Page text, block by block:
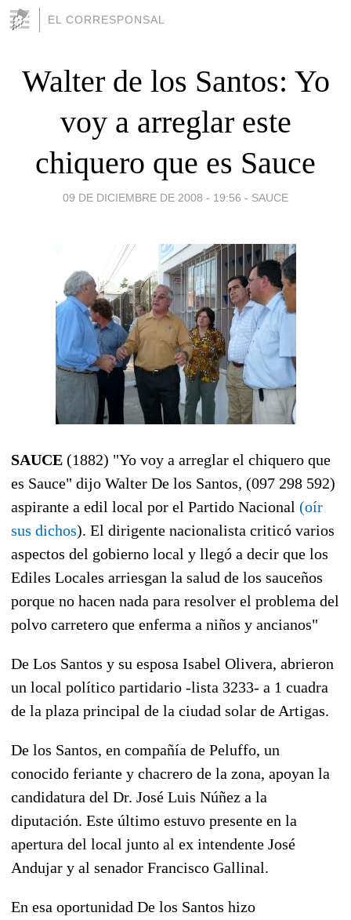
EL CORRESPONSAL
Walter de los Santos: Yo
voy a arreglar este
chiquero que es Sauce
09 DE DICIEMBRE DE 2008 - 19:56 - SAUCE
SAUCE (1882) "Yo voy a arreglar el chiquero que
es Sauce" dijo Walter De los Santos, (097 298 592)
aspirante a edil local por el Partido Nacional (oír
sus dichos). El dirigente nacionalista criticó varios
aspectos del gobierno local y llegó a decir que los
Ediles Locales arriesgan la salud de los sauceños
porque no hacen nada para resolver el problema del
polvo carretero que enferma a niños y ancianos"
De Los Santos y su esposa Isabel Olivera, abrieron
un local político partidario -lista 3233- a 1 cuadra
de la plaza principal de la ciudad solar de Artigas.
De los Santos, en compañía de Peluffo, un
conocido feriante y chacrero de la zona, apoyan la
candidatura del Dr. José Luis Núñez a la
diputación. Este último estuvo presente en la
apertura del local junto al ex intendente José
Andujar y al senador Francisco Gallinal.
En esa oportunidad De los Santos hizo